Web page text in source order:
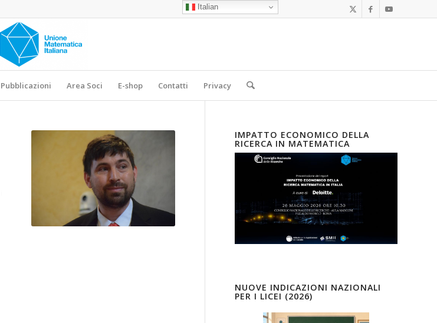
Pubblicazioni Area Soci E-shop Contatti Privacy
IMPATTO ECONOMICO DELLA
RICERCA IN MATEMATICA
NUOVE INDICAZIONI NAZIONALI
PER I LICEI (2026)
Italian